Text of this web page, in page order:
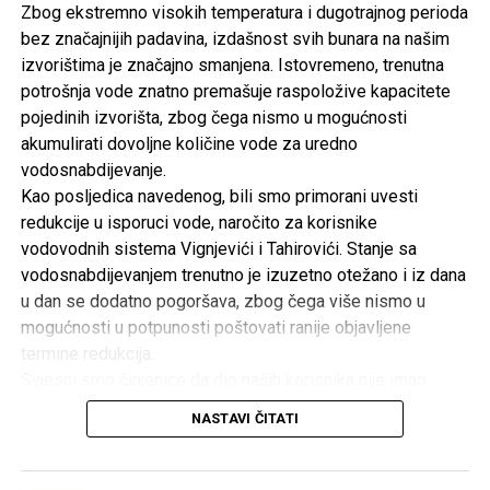
Zbog ekstremno visokih temperatura i dugotrajnog perioda
bez značajnijih padavina, izdašnost svih bunara na našim
izvorištima je značajno smanjena. Istovremeno, trenutna
potrošnja vode znatno premašuje raspoložive kapacitete
pojedinih izvorišta, zbog čega nismo u mogućnosti
akumulirati dovoljne količine vode za uredno
vodosnabdijevanje.
Kao posljedica navedenog, bili smo primorani uvesti
redukcije u isporuci vode, naročito za korisnike
vodovodnih sistema Vignjevići i Tahirovići. Stanje sa
vodosnabdijevanjem trenutno je izuzetno otežano i iz dana
u dan se dodatno pogoršava, zbog čega više nismo u
mogućnosti u potpunosti poštovati ranije objavljene
uredno vodosnabdijevanje već nekoliko dana. Ulažemo
maksimalne napore kako bismo svim korisnicima osigurali
NASTAVI ČITATI